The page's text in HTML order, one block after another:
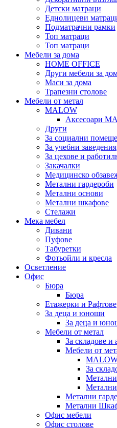
Детски матраци
Еднолицеви
Подматрачни рамки
Топ матраци
Топ матраци
Мебели за дома
HOME OFFICE
Други мебели за
Маси за дома
Трапезни столове
Мебели от метал
MALOW
Аксесоари
Други
За социални
За учебни заведения
За цехове и
Закачалки
Медицинско
Метални гардероби
Метални основи
Метални шкафове
Стелажи
Мека мебел
Дивани
Пуфове
Табуретки
Фотьойли и кресла
Осветление
Офис
Бюра
Бюра
Етажерки и Рафтове
За деца и юноши
За деца и
Мебели от метал
За складове и
Мебели от
За
Метални
Метални
Офис мебели
Офис столове